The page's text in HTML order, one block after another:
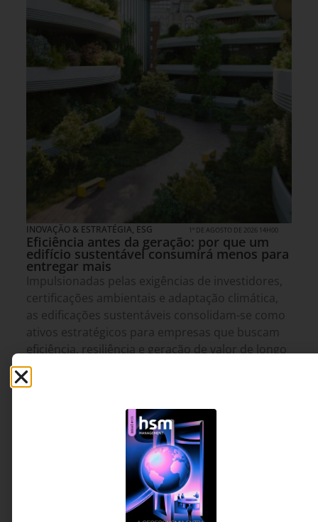
INOVAÇÃO & ESTRATÉGIA, ESG 1º DE AGOSTO DE 2026 14H00
Eficiência antes da geração: por que um
edifício sustentável consumirá menos para
entregar mais
Impulsionadas pelas exigências de investidores,
certificações ambientais e adaptação climática,
as edificações sustentáveis consolidam-se como
ativos estratégicos para empresas que buscam
eficiência, resiliência e geração de valor de longo
prazo.
Euclides Ciruelos -
Idealizador da SmartLy,